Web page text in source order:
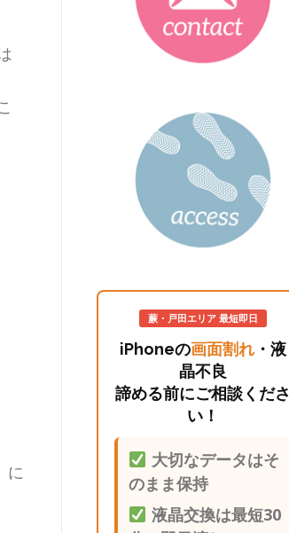
に
蕨・戸田エリア 最短即日
iPhoneの画面割れ ・液
晶不良
諦める前にご相談くださ
い！
大切なデータはそ
のまま保持
液晶交換は最短30